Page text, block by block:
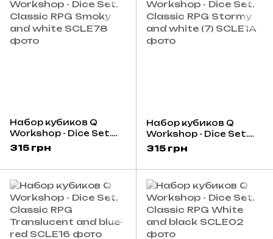
Набор кубиков Q
Workshop - Dice Set.
Classic RPG Smoky and
white
315 грн
Набор кубиков Q
Workshop - Dice Set.
Classic RPG Stormy
and white (7)
315 грн